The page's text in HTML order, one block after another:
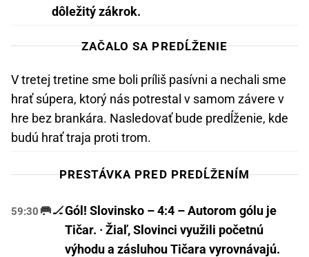
dôležitý zákrok.
ZAČALO SA PREDĹŽENIE
V tretej tretine sme boli príliš pasívni a nechali sme
hrať súpera, ktorý nás potrestal v samom závere v
hre bez brankára. Nasledovať bude predĺženie, kde
budú hrať traja proti trom.
PRESTÁVKA PRED PREDĹŽENÍM
59:30 🥅🏒Gól! Slovinsko – 4:4 – Autorom gólu je
Tičar. · Žiaľ, Slovinci využili početnú
výhodu a zásluhou Tičara vyrovnávajú.